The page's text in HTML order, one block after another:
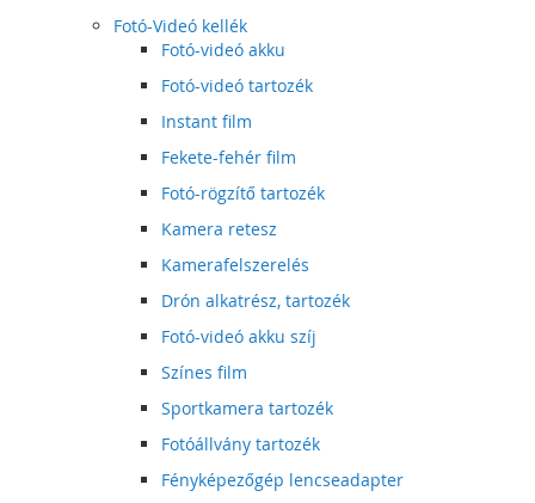
Fotó-Videó kellék
Fotó-videó akku
Fotó-videó tartozék
Instant film
Fekete-fehér film
Fotó-rögzítő tartozék
Kamera retesz
Kamerafelszerelés
Drón alkatrész, tartozék
Fotó-videó akku szíj
Színes film
Sportkamera tartozék
Fotóállvány tartozék
Fényképezőgép lencseadapter